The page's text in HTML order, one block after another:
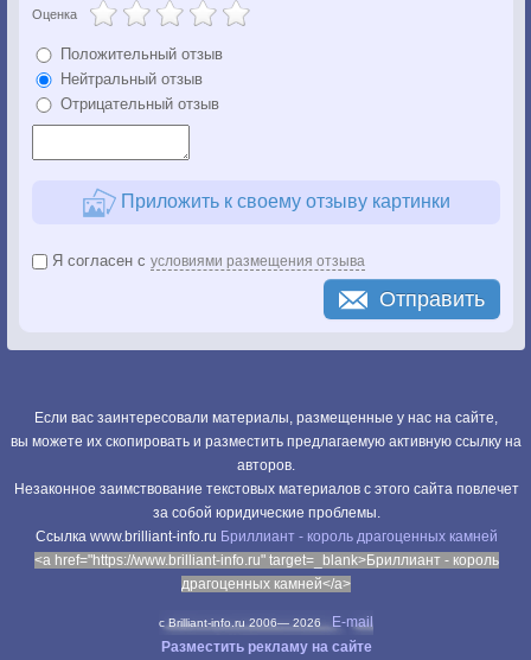
Оценка
Положительный отзыв
Нейтральный отзыв
Отрицательный отзыв
Приложить к своему отзыву картинки
Я согласен с условиями размещения отзыва
Отправить
Если вас заинтересовали материалы, размещенные у нас на сайте,
вы можете их скопировать и разместить предлагаемую активную ссылку на
авторов.
Незаконное заимствование текстовых материалов с этого сайта повлечет
за собой юридические проблемы.
Cсылка www.brilliant-info.ru Бриллиант - король драгоценных камней
<a href="https://www.brilliant-info.ru" target=_blank>Бриллиант - король
драгоценных камней</a>
c Brilliant-info.ru 2006— 2026
E-mail
Разместить рекламу на сайте